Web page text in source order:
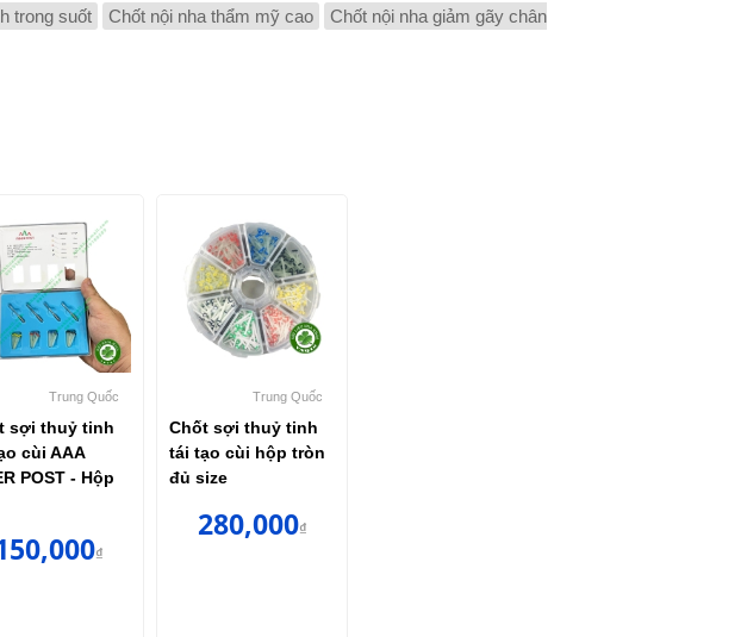
trong suốt Chốt nội nha thẩm mỹ cao
Chốt nội nha giảm gãy chân
Trung Quốc
sợi thuỷ tinh
cùi AAA
POST - Hộp
₫
Trung Quốc
Chốt sợi thuỷ tinh
tái tạo cùi hộp tròn
đủ size
280,000₫